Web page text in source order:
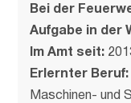
Bei der
Aufgabe in der
Im Amt seit:
Erlernter Beruf:
Maschinen- und